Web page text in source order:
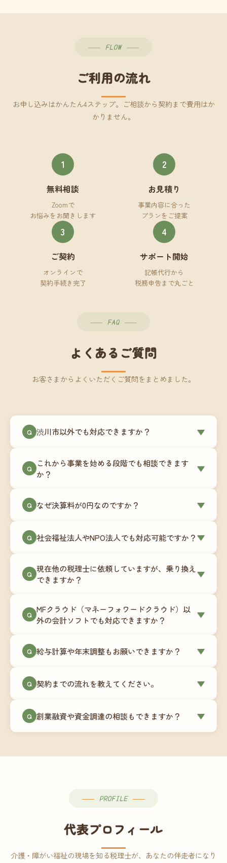
FLOW
ご利用の流れ
お申し込みはかんたん4ステップ。ご相談から契約まで費用はか
かりません。
1
無料相談
Zoomで
お悩みをお聞きします
2
お見積り
事業内容に合った
プランをご提案
3
ご契約
オンラインで
契約手続き完了
4
サポート開始
記帳代行から
税務申告まで丸ごと
FAQ
よくあるご質問
お客さまからよくいただくご質問をまとめました。
Q 渋川市以外でも対応できますか？ ▼
やチャットツールを使ったオンラインでのやり取
りが中心ですので、地域を問わずサポート可能で
業者さまにご利用いただいています。
Q
これから事業を始める段階でも相談できます
か？
▼
180,000円〜）をご用意しています。事業計画の段
談にも対応しています。
Q なぜ決算料が0円なのですか？ ▼
次で進めています。そのため、決算時に追加の作
リプション型の料金体系を実現しています。年間
コストが事前にわかるので、資金繰りの見通しも
Q 社会福祉法人やNPO法人でも対応可能ですか？▼
は営利法人とは会計基準や監査要件が異なるた
め、別途お見積りとなります。まずはお気軽にご
Q 現在他の税理士に依頼していますが、乗り換え
できますか？
▼
ます。前任の税理士事務所との連携や、過去の帳
簿データの移行もお手伝いします。決算期のタイ
での変更も対応可能です。
Q MFクラウド（マネーフォワードクラウド）以
外の会計ソフトでも対応できますか？
▼
供しています。これから会計ソフトを導入される
します。freee・弥生会計等をご利用中の場合は、
Q 給与計算や年末調整もお願いできますか？ ▼
怠集計あり／5名まで）は月額15,000円〜、年末調
す。人数が増える場合は別途お見積りします。
Q 契約までの流れを教えてください。 ▼
（30〜60分）でご事業内容・ご要望のヒアリング
→ ③お見積り・ご契約 → ④MFクラウドの初期設
談から契約まで費用は発生しませんので、お気軽
Q 創業融資や資金調達の相談もできますか？ ▼
PROFILE
代表プロフィール
介護・障がい福祉の現場を知る税理士が、あなたの伴走者になり